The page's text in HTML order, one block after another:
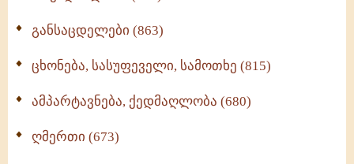
განსაცდელები (863)
ცხონება, სასუფეველი, სამოთხე (815)
ამპარტავნება, ქედმაღლობა (680)
ღმერთი (673)